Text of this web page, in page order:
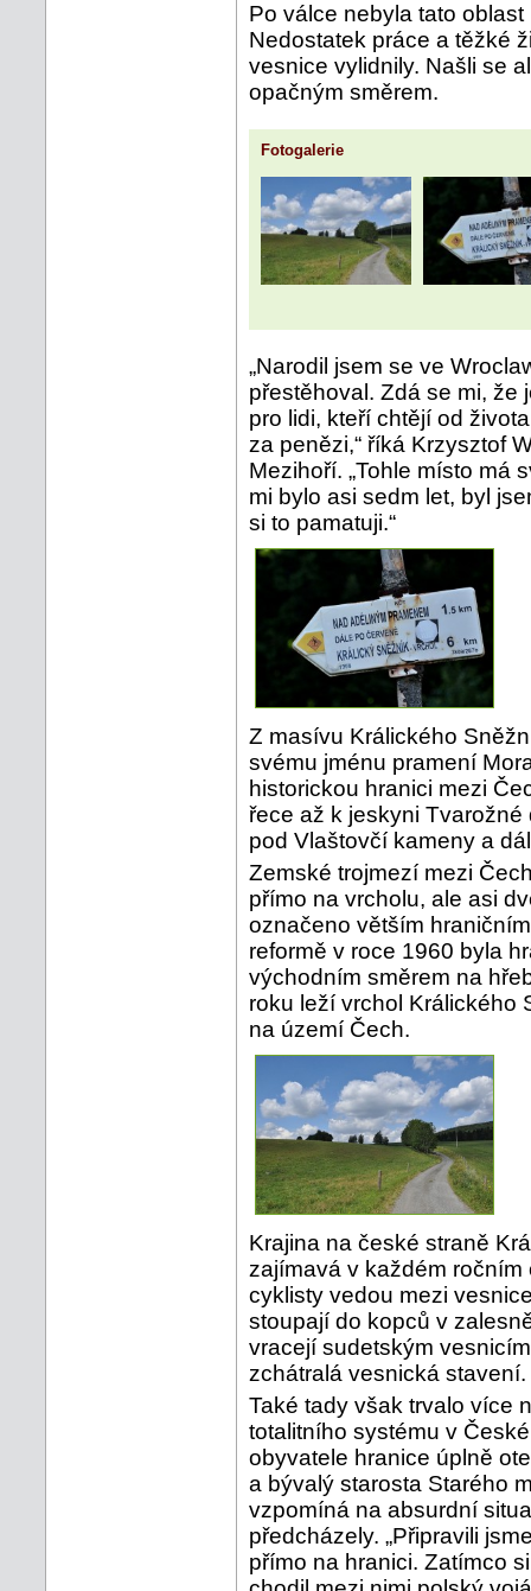
Po válce nebyla tato
Nedostatek práce a těžké
vesnice vylidnily. Našli se
opačným směrem.
Fotogalerie
„Narodil jsem se ve
přestěhoval. Zdá se mi, že
pro lidi, kteří chtějí od
za penězi,“ říká Krzysztof
Mezihoří. „Tohle místo má
mi bylo asi sedm let, byl
si to pamatuji.“
Z masívu Králického
svému jménu pramení
historickou hranici mezi
řece až k jeskyni
pod Vlaštovčí kameny a
Zemské trojmezí mezi
přímo na vrcholu, ale asi
označeno větším
reformě v roce 1960 byla
východním směrem na
roku leží vrchol Králického
na území Čech.
Krajina na české straně
zajímavá v každém
cyklisty vedou mezi
stoupají do kopců v
vracejí sudetským
zchátralá vesnická stavení.
Také tady však trvalo více
totalitního systému v
obyvatele hranice úplně
a bývalý starosta Starého
vzpomíná na absurdní
předcházely. „Připravili
přímo na hranici. Zatímco